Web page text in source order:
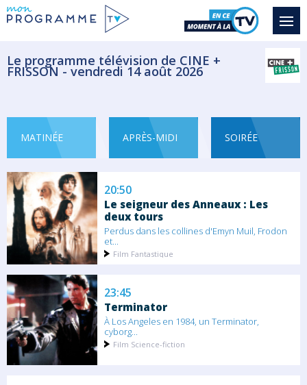
Le programme télévision de CINE +
FRISSON - vendredi 14 août 2026
MATINÉE APRÈS-MIDI SOIRÉE
Le Mohican
En plein coeur de l'été, Joseph, l'un des...
Des petits larcins sur les bancs de Belleville...
Film Policier
20:50
Le seigneur des Anneaux : Les
deux tours
Perdus dans les collines d'Emyn Muil, Frodon
et...
Film Fantastique
23:45
Terminator
À Los Angeles en 1984, un Terminator,
cyborg...
Film Science-fiction